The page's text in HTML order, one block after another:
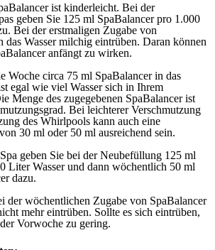
ist kinderleicht. Bei der
geben Sie 125 ml SpaBalancer pro 1.000
Bei der erstmaligen Zugabe von
das Wasser milchig eintrüben. Daran können
anfängt zu wirken.
Woche circa 75 ml SpaBalancer in das
egal wie viel Wasser sich in Ihrem
Menge des zugegebenen SpaBalancer ist
Bei leichterer Verschmutzung
des Whirlpools kann auch eine
30 ml oder 50 ml ausreichend sein.
geben Sie bei der Neubefüllung 125 ml
Liter Wasser und dann wöchentlich 50 ml
dazu.
der wöchentlichen Zugabe von SpaBalancer
mehr eintrüben. Sollte es sich eintrüben,
Vorwoche zu gering.